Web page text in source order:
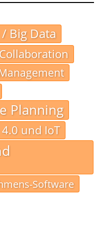
Big Data
Collaboration
Planning
und IoT
Software